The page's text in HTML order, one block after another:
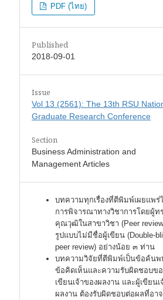
PDF (ไทย)
Published
2018-09-01
Issue
Vol 13 (2561): The 13th RSU
Graduate Research Conference
Section
Business Administration and
Management Articles
บทความทุกเรื่องที่ตีพิมพ์เผยแพร่
การพิจารณาทางวิชาการโดยผู้ท
คุณวุฒิในสาขาวิชา (Peer
รูปแบบไม่มีชื่อผู้เขียน (Double-
peer review) อย่างน้อย ๓ ท่าน
บทความวิจัยที่ตีพิมพ์เป็นข้อค้นพ
ข้อคิดเห็นและความรับผิดชอบขอ
เขียนเจ้าของผลงาน และผู้เขียนเ
ผลงาน ต้องรับผิดชอบต่อผลที่อาจ